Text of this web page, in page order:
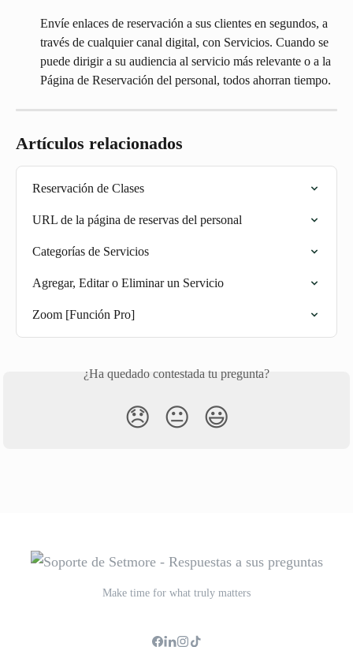
Envíe enlaces de reservación a sus clientes en segundos, a
través de cualquier canal digital, con Servicios. Cuando se
puede dirigir a su audiencia al servicio más relevante o a la
Página de Reservación del personal, todos ahorran tiempo.
Artículos relacionados
Reservación de Clases
URL de la página de reservas del personal
Categorías de Servicios
Agregar, Editar o Eliminar un Servicio
Zoom [Función Pro]
¿Ha quedado contestada tu pregunta?
😞 😐 😃
Make time for what truly matters